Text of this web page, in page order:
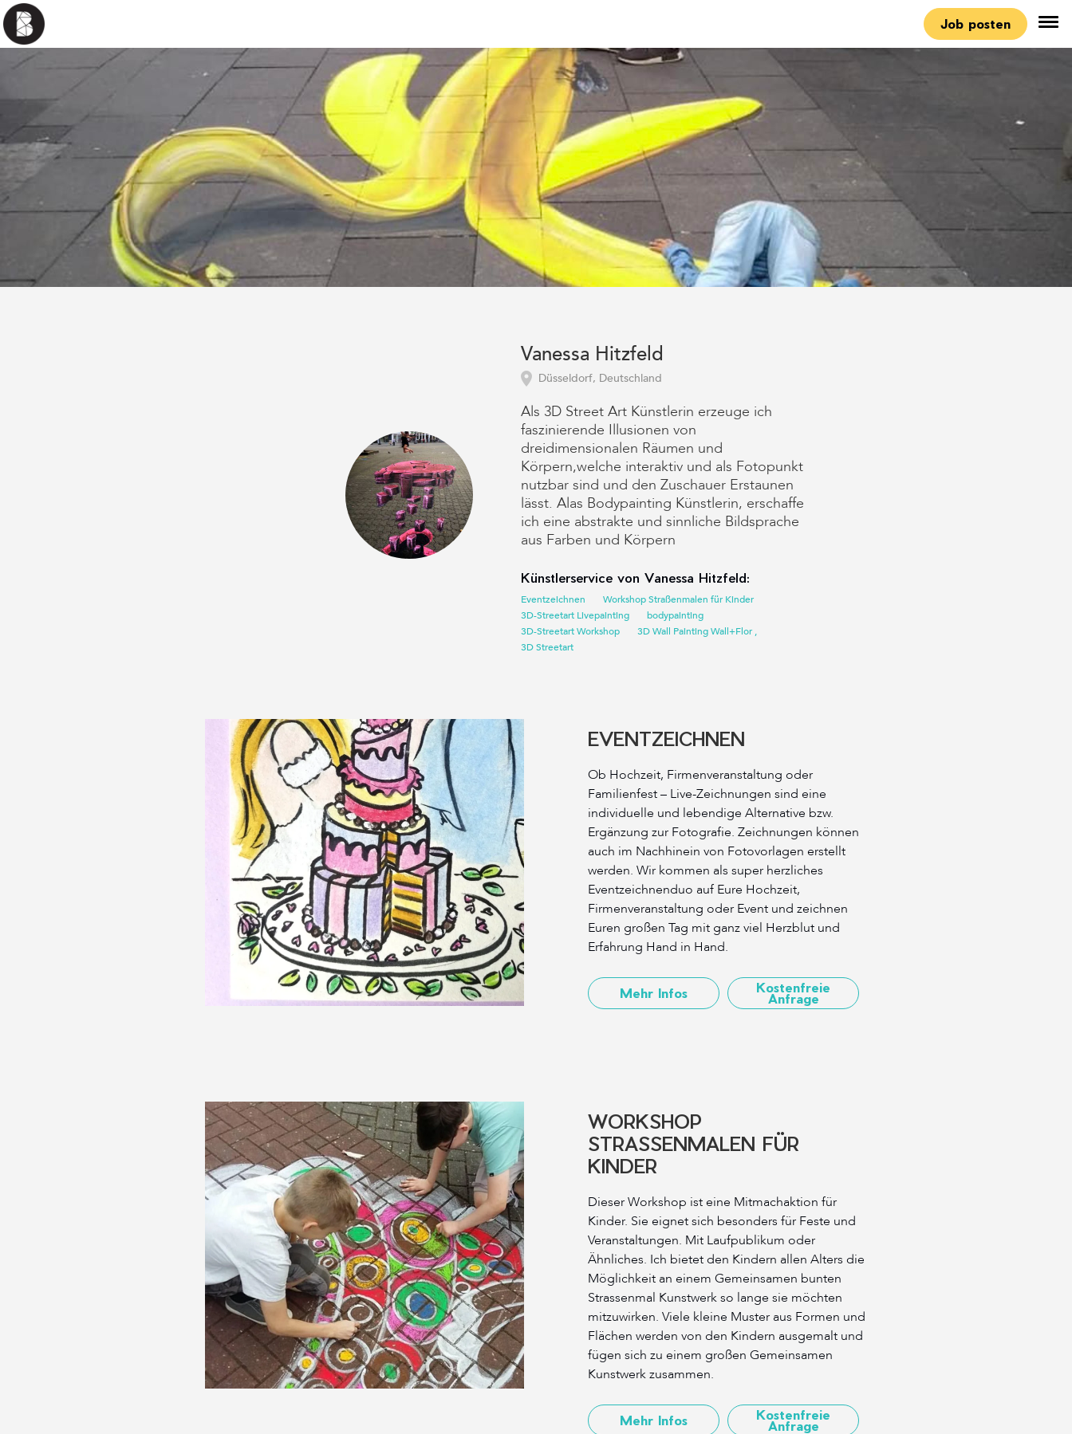
Job posten
Vanessa Hitzfeld
Düsseldorf, Deutschland
Als 3D Street Art Künstlerin erzeuge ich
faszinierende Illusionen von
dreidimensionalen Räumen und
Körpern,welche interaktiv und als Fotopunkt
nutzbar sind und den Zuschauer Erstaunen
lässt. Alas Bodypainting Künstlerin, erschaffe
ich eine abstrakte und sinnliche Bildsprache
aus Farben und Körpern
Künstlerservice von Vanessa Hitzfeld:
Eventzeichnen
Workshop Straßenmalen für Kinder
3D-Streetart Livepainting
bodypainting
3D-Streetart Workshop
3D Wall Painting Wall+Flor ,
3D Streetart
EVENTZEICHNEN
Ob Hochzeit, Firmenveranstaltung oder
Familienfest – Live-Zeichnungen sind eine
individuelle und lebendige Alternative bzw.
Ergänzung zur Fotografie. Zeichnungen können
auch im Nachhinein von Fotovorlagen erstellt
werden. Wir kommen als super herzliches
Eventzeichnenduo auf Eure Hochzeit,
Firmenveranstaltung oder Event und zeichnen
Euren großen Tag mit ganz viel Herzblut und
Erfahrung Hand in Hand.
Mehr Infos Kostenfreie
Anfrage
WORKSHOP
STRASSENMALEN FÜR K
INDER
Dieser Workshop ist eine Mitmachaktion für
Kinder. Sie eignet sich besonders für Feste und
Veranstaltungen. Mit Laufpublikum oder
Ähnliches. Ich bietet den Kindern allen Alters die
Möglichkeit an einem Gemeinsamen bunten
Strassenmal Kunstwerk so lange sie möchten
mitzuwirken. Viele kleine Muster aus Formen und
Flächen werden von den Kindern ausgemalt und
fügen sich zu einem großen Gemeinsamen
Kunstwerk zusammen.
Mehr Infos Kostenfreie
Anfrage